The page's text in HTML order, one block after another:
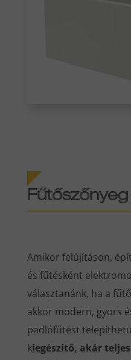
Amikor felújításon,
és fűtésként
választanánk, ha a
akkor modern, gyors
padlófűtést
kiegészítő, akár